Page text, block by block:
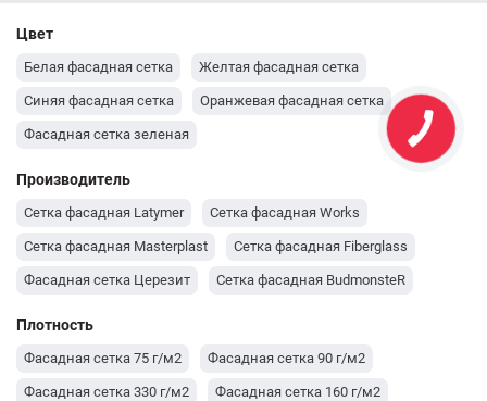
Цвет
Белая фасадная сетка Желтая фасадная сетка
Синяя фасадная сетка Оранжевая фасадная сетка
Фасадная сетка зеленая
Производитель
Сетка фасадная Latymer Сетка фасадная Works
Сетка фасадная Masterplast Сетка фасадная Fiberglass
Фасадная сетка Церезит Сетка фасадная BudmonsteR
Плотность
Фасадная сетка 75 г/м2 Фасадная сетка 90 г/м2
Фасадная сетка 330 г/м2 Фасадная сетка 160 г/м2